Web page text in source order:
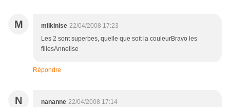
M milkinise 22/04/2008 17:23
Les 2 sont superbes, quelle que soit la couleurBravo les
fillesAnnelise
Répondre
N nananne 22/04/2008 17:14